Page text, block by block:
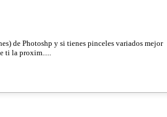
de Photoshp y si tienes pinceles variados mejor
ti la proxim.....